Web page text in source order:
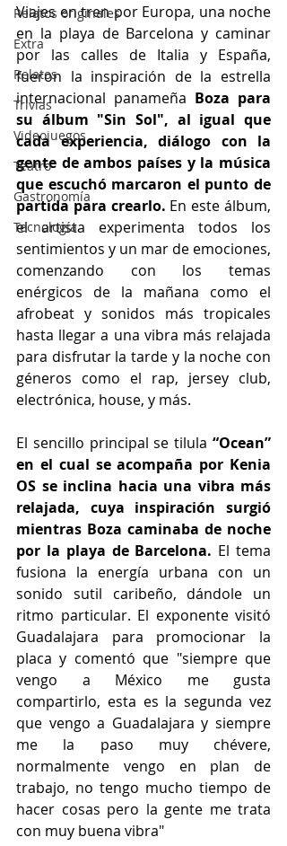
Relatos originales
Extra
Relatos
Trivias
Videojuegos
Teatro
Gastronomía
Tecnología
Viajes en tren por Europa, una noche
en la playa de Barcelona y caminar
por las calles de Italia y España,
fueron la inspiración de la estrella
internacional panameña Boza para
su álbum "Sin Sol", al igual que
cada experiencia, diálogo con la
gente de ambos países y la música
que escuchó marcaron el punto de
partida para crearlo. En este álbum,
el artista experimenta todos los
sentimientos y un mar de emociones,
comenzando con los temas
enérgicos de la mañana como el
afrobeat y sonidos más tropicales
hasta llegar a una vibra más relajada
para disfrutar la tarde y la noche con
géneros como el rap, jersey club,
electrónica, house, y más.
El sencillo principal se tilula “Ocean”
en el cual se acompaña por Kenia
OS se inclina hacia una vibra más
relajada, cuya inspiración surgió
mientras Boza caminaba de noche
por la playa de Barcelona. El tema
fusiona la energía urbana con un
sonido sutil caribeño, dándole un
ritmo particular. El exponente visitó
Guadalajara para promocionar la
placa y comentó que "siempre que
vengo a México me gusta
compartirlo, esta es la segunda vez
que vengo a Guadalajara y siempre
me la paso muy chévere,
normalmente vengo en plan de
trabajo, no tengo mucho tiempo de
hacer cosas pero la gente me trata
con muy buena vibra"